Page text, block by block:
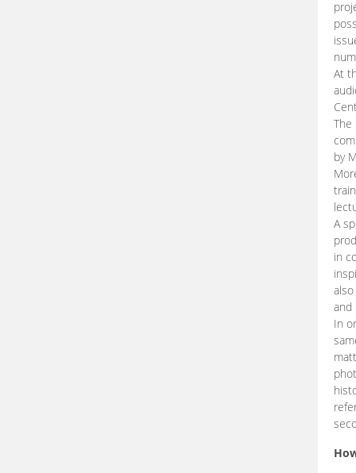
At
The
by
A
in
and
In